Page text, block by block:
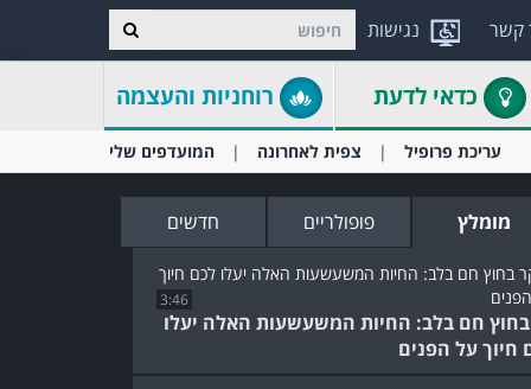
נגישות קשר
כדאי לדעת רוחניות והעצמה
עריכת פרופיל צפית לאחרונה המועדפים שלי
מומלץ פופולריים חדשים
3:46
חם בלב: החיות המשעשעות האלה יעלו
חיוך על הפנים